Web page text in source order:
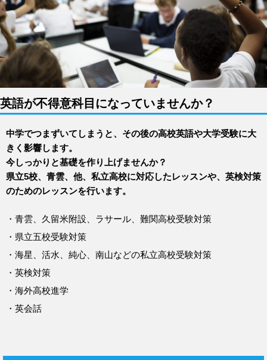
英語が不得意科目になっていませんか？
中学でつまずいてしまうと、その後の高校英語や大学受験に大
きく影響します。
今しっかりと基礎を作り上げませんか？
県立5校、青雲、他、私立高校に対応したレッスンや、英検対策
のためのレッスンを行います。
・青雲、久留米附設、ラサール、難関高校受験対策
・県立五校受験対策
・海星、活水、純心、南山などの私立高校受験対策
・英検対策
・海外高校進学
・英会話